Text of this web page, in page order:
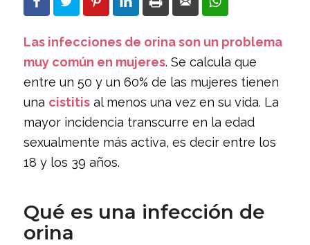
Las infecciones de orina son un problema
muy común en mujeres. Se calcula que
entre un 50 y un 60% de las mujeres tienen
una cistitisal menos una vez en su vida. La
mayor incidencia transcurre en la edad
sexualmente más activa, es decir entre los
18 y los 39 años.
Qué es una infección de
orina